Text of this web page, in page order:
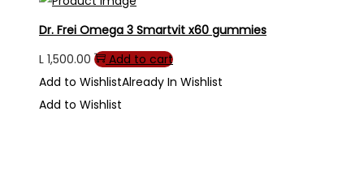
Dr. Frei Omega 3 Smartvit x60 gummies
L 1,500.00
Add to cart
Add to WishlistAlready In Wishlist
Add to Wishlist